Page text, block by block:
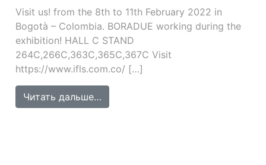
Visit us! from the 8th to 11th February 2022 in
Bogotà – Colombia. BORADUE working during the
exhibition! HALL C STAND
264C,266C,363C,365C,367C Visit
https://www.ifls.com.co/ […]
Читать дальше…